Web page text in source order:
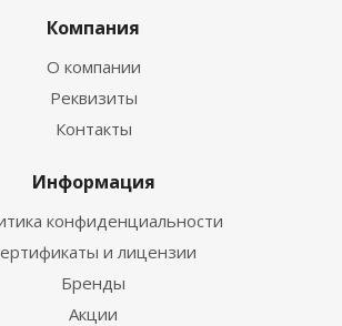
Компания
О компании
Реквизиты
Контакты
Информация
конфиденциальности
и лицензии
Бренды
Акции